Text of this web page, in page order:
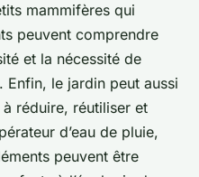
mammifères qui
peuvent comprendre
et la nécessité de
Enfin, le jardin peut aussi
réduire, réutiliser et
d’eau de pluie,
peuvent être